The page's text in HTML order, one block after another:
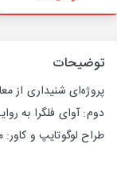
توضیحات
پروژه‌اى شنيدارى از
دوم: آوای فلگرا به
طراح لوگوتايپ و كاور: